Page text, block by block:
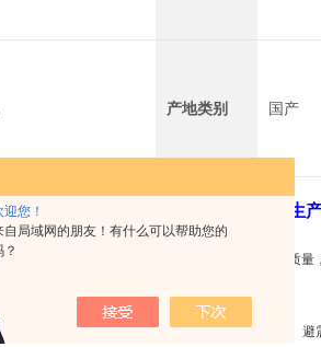
迎您！
自局域网的朋友！有什么可以帮助您的
？
产地类别 国产
厂家
、机械式减震器疲劳寿命检测仪生
原则，愿以同类产品中更优惠的价格，更上乘的质
械式减震器疲劳寿命检测仪主要用于对各类减震器、